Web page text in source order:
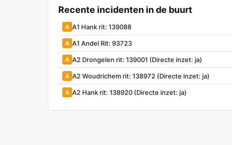
Recente incidenten in de buurt
A A1 Hank rit: 139088
A A1 Andel Rit: 93723
A A2 Drongelen rit: 139001 (Directe inzet: ja)
A A2 Woudrichem rit: 138972 (Directe inzet: ja)
A A2 Hank rit: 138920 (Directe inzet: ja)